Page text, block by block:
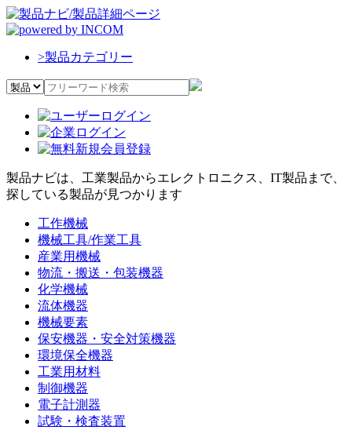
>製品カテゴリー
製品ナビは、工業製品からエレクトロニクス、IT製品まで、
探している製品が見つかります
工作機械
機械工具/作業工具
産業用機械
物流・搬送・包装機器
化学機械
流体機器
機械要素
保安機器・安全対策機器
環境保全機器
工業用材料
制御機器
電子計測器
試験・検査装置